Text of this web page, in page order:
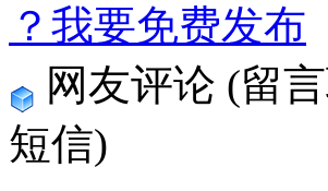
？我要免费发布
网友评论 (留
短信)